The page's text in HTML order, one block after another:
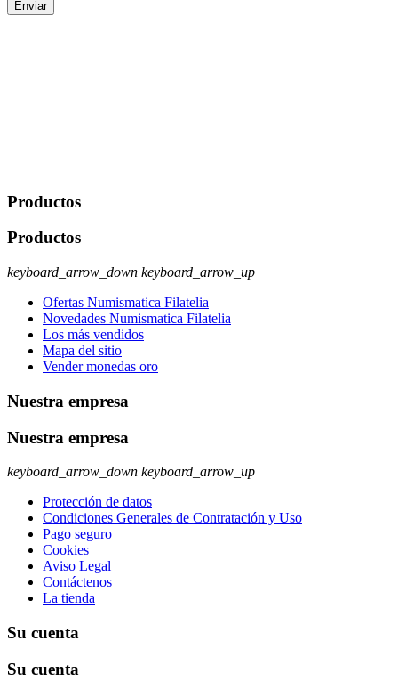
Enviar
Productos
Productos
keyboard_arrow_down keyboard_arrow_up
Ofertas Numismatica Filatelia
Novedades Numismatica Filatelia
Los más vendidos
Mapa del sitio
Vender monedas oro
Nuestra empresa
Nuestra empresa
keyboard_arrow_down keyboard_arrow_up
Protección de datos
Condiciones Generales de Contratación y Uso
Pago seguro
Cookies
Aviso Legal
Contáctenos
La tienda
Su cuenta
Su cuenta